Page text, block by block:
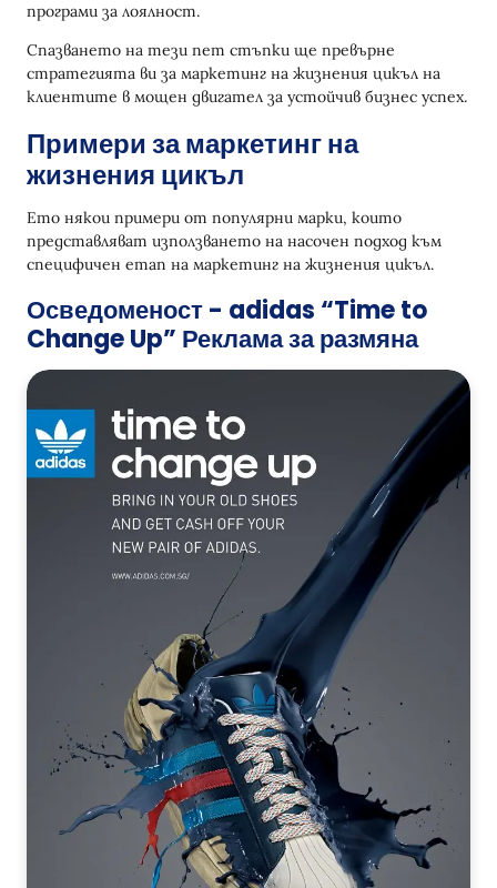
програми за лоялност.
Спазването на тези пет стъпки ще превърне
стратегията ви за маркетинг на жизнения цикъл на
клиентите в мощен двигател за устойчив бизнес успех.
Примери за маркетинг на
жизнения цикъл
Ето някои примери от популярни марки, които
представляват използването на насочен подход към
специфичен етап на маркетинг на жизнения цикъл.
Осведоменост - adidas “Time to
Change Up” Реклама за размяна